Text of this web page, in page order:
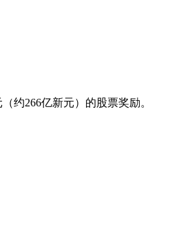
约266亿新元）的股票奖励。